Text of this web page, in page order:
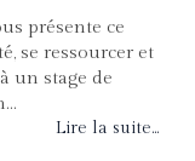
présente ce
se ressourcer et
un stage de
Lire la suite...